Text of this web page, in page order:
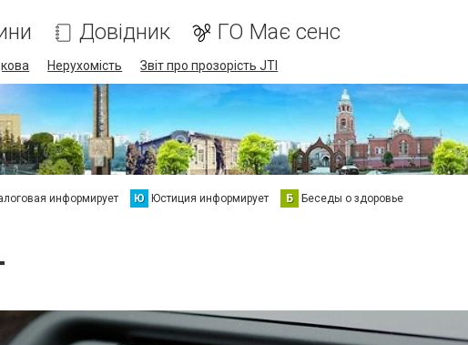
Довідник ГО Має сенс
Нерухомість Звіт про прозорість JTI
информирует Ю Юстиция информирует Б Беседы о здоровье